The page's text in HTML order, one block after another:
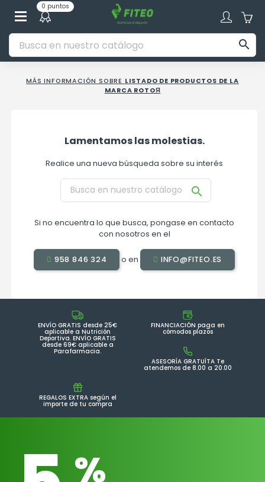
0 puntos

MÁS INFORMACIÓN SOBRE LISTADO DE PRODUCTOS DE LA
MARCA ROTOЯ
Lamentamos las molestias.
Realice una nueva búsqueda sobre su interés

Si no encuentra lo que busca, pongase en contacto
con nosotros en el
958 846 324 o en INFO@FITEO.ES
ENVÍO GRATIS desde 25€
aplicable a Nutrición
Deportiva. ENVÍO GRATIS
desde 69€ aplicable a
Parafarmacia.
FINANCIACIÓN paga en
cómodos plazos
ASESORÍA GRATUÍTA Te
atendemos de 8.00 a 20.00
REGALOS EXTRA según el
importe de tu compra
%